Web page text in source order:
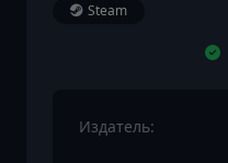
Steam
Издатель: